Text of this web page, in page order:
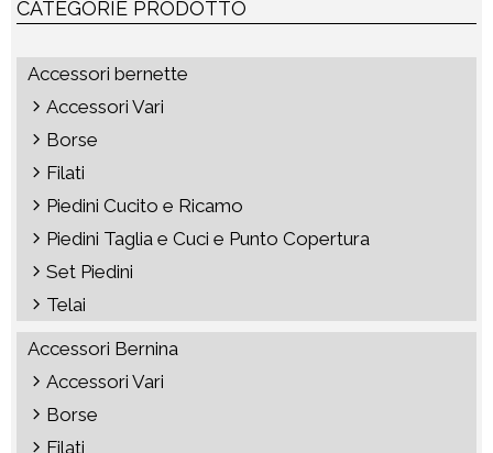
CATEGORIE PRODOTTO
Accessori bernette
Accessori Vari
Borse
Filati
Piedini Cucito e Ricamo
Piedini Taglia e Cuci e Punto Copertura
Set Piedini
Telai
Accessori Bernina
Accessori Vari
Borse
Filati